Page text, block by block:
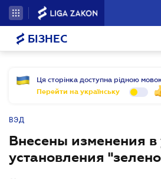
БІЗНЕС
Ця сторінка доступна рідною
Перейти на українську
ВЭД
Внесены изменения в
установления